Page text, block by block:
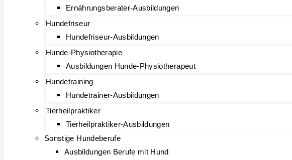
Ernährungsberater-Ausbildungen
Hundefriseur
Hundefriseur-Ausbildungen
Hunde-Physiotherapie
Ausbildungen Hunde-Physiotherapeut
Hundetraining
Hundetrainer-Ausbildungen
Tierheilpraktiker
Tierheilpraktiker-Ausbildungen
Sonstige Hundeberufe
Ausbildungen Berufe mit Hund